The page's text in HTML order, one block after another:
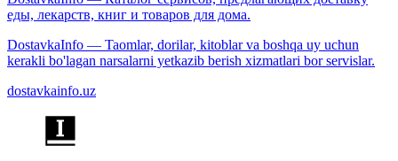
еды, лекарств, книг и товаров для дома.
DostavkaInfo — Taomlar, dorilar, kitoblar va boshqa uy uchun
kerakli bo'lagan narsalarni yetkazib berish xizmatlari bor servislar.
dostavkainfo.uz